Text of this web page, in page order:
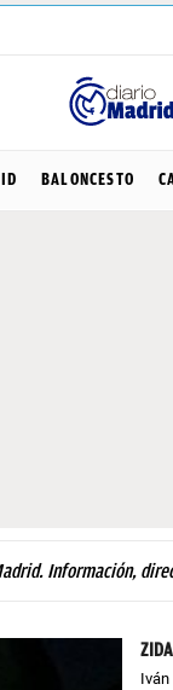
BALONCESTO
Información,